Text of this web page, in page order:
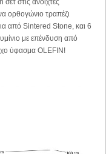
ορθογώνιο τραπέζι
από Sintered Stone, και 6
με επένδυση από
ύφασμα OLEFIN!